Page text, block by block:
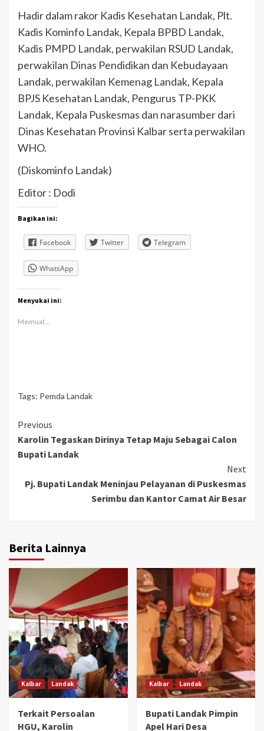
Hadir dalam rakor Kadis Kesehatan Landak, Plt.
Kadis Kominfo Landak, Kepala BPBD Landak,
Kadis PMPD Landak, perwakilan RSUD Landak,
perwakilan Dinas Pendidikan dan Kebudayaan
Landak, perwakilan Kemenag Landak, Kepala
BPJS Kesehatan Landak, Pengurus TP-PKK
Landak, Kepala Puskesmas dan narasumber dari
Dinas Kesehatan Provinsi Kalbar serta perwakilan
WHO.
(Diskominfo Landak)
Editor : Dodi
Bagikan ini:
Facebook Twitter Telegram
WhatsApp
Menyukai ini:
Memuat...
Tags: Pemda Landak
Continue
Reading
Previous
Karolin Tegaskan Dirinya Tetap Maju Sebagai Calon
Bupati Landak
Next
Pj. Bupati Landak Meninjau Pelayanan di Puskesmas
Serimbu dan Kantor Camat Air Besar
Berita Lainnya
Kalbar Landak
Terkait Persoalan
HGU, Karolin
Kalbar Landak
Bupati Landak Pimpin
Apel Hari Desa